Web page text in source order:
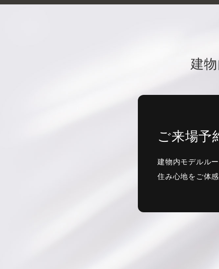
建
ご来場予
建物内モデルル
住み心地をご体